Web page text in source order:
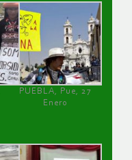
PUEBLA, Pue, 27
Enero